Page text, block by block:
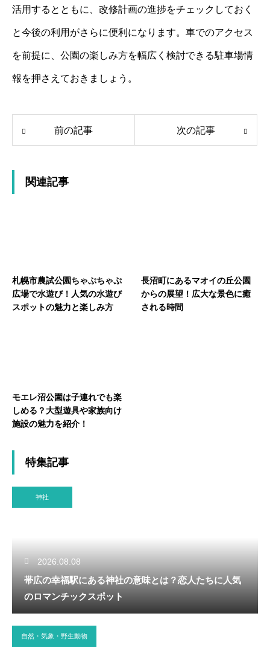
活用するとともに、改修計画の進捗をチェックしておく
と今後の利用がさらに便利になります。車でのアクセス
を前提に、公園の楽しみ方を幅広く検討できる駐車場情
報を押さえておきましょう。
前の記事 次の記事
関連記事
札幌市農試公園ちゃぷちゃぷ
広場で水遊び！人気の水遊び
スポットの魅力と楽しみ方
長沼町にあるマオイの丘公園
からの展望！広大な景色に癒
される時間
モエレ沼公園は子連れでも楽
しめる？大型遊具や家族向け
施設の魅力を紹介！
特集記事
神社
2026.08.08
帯広の幸福駅にある神社の意味とは？恋人たちに人気
のロマンチックスポット
自然・気象・野生動物